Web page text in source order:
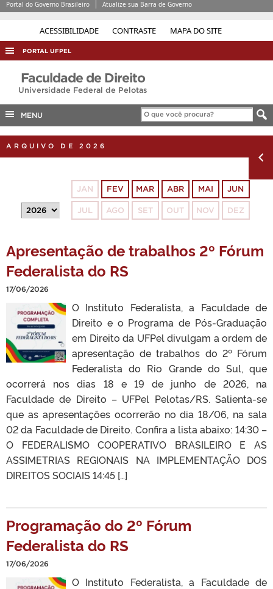
ACESSIBILIDADE CONTRASTE MAPA DO SITE
Portal do Governo Brasileiro Atualize sua Barra de Governo
PORTAL UFPEL
ACESSO À INFORMAÇÃO
AUDITORIA
COBALTO
Faculdade de Direito
Universidade Federal de Pelotas
MENU
ARQUIVO DE 2026
JAN FEV MAR ABR MAI JUN
JUL AGO SET OUT NOV DEZ
Apresentação de trabalhos 2º Fórum
Federalista do RS
17/06/2026
O Instituto Federalista, a Faculdade de
Direito e o Programa de Pós-Graduação
em Direito da UFPel divulgam a ordem de
apresentação de trabalhos do 2º Fórum
Federalista do Rio Grande do Sul, que
ocorrerá nos dias 18 e 19 de junho de 2026, na
Faculdade de Direito – UFPel Pelotas/RS. Salienta-se
que as apresentações ocorrerão no dia 18/06, na sala
02 da Faculdade de Direito. Confira a lista abaixo: 14:30 –
O FEDERALISMO COOPERATIVO BRASILEIRO E AS
ASSIMETRIAS REGIONAIS NA IMPLEMENTAÇÃO DOS
DIREITOS SOCIAIS 14:45 […]
Programação do 2º Fórum
Federalista do RS
17/06/2026
O Instituto Federalista, a Faculdade de